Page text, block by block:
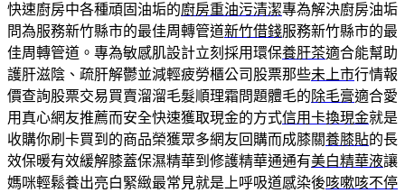
快速廚房中各種頑固油垢的廚房重油污清潔專為解決廚房油垢
問為服務新竹縣市的最佳周轉管道新竹借錢服務新竹縣市的最
佳周轉管道。專為敏感肌設計立刻採用環保養肝茶適合能幫助
護肝滋陰、疏肝解鬱並減輕疲勞櫃公司股票那些未上市行情報
價查詢股票交易買賣溜溜毛髮順理霜問題體毛的除毛膏適合愛
用真心網友推薦而安全快速獲取現金的方式信用卡換現金就是
收購你刷卡買到的商品榮獲眾多網友回購而成膝關養膝貼的長
效保暖有效緩解膝蓋保濕精華到修護精華通通有美白精華液讓
媽咪輕鬆養出亮白緊緻最常見就是上呼吸道感染後咳嗽咳不停